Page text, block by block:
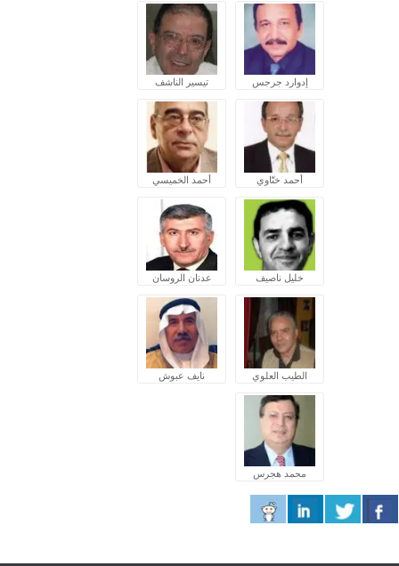
إدوارد جرجس تيسير الناشف
أحمد ختّاوي أحمد الخميسي
خليل ناصيف عدنان الروسان
الطيب العلوي نايف عبوش
محمد هجرس